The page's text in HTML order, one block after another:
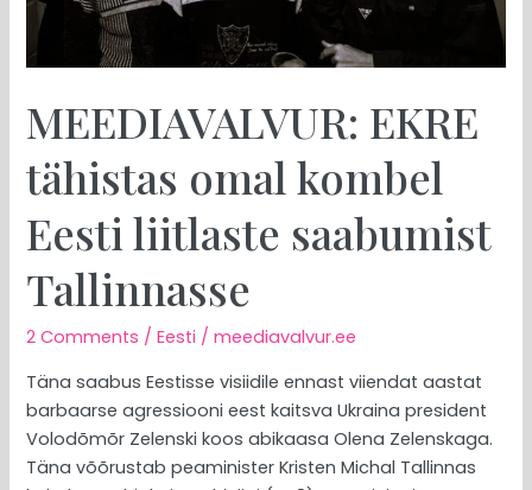
MEEDIAVALVUR: EKRE
tähistas omal kombel
Eesti liitlaste saabumist
Tallinnasse
2 Comments /Eesti /meediavalvur.ee
Täna saabus Eestisse visiidile ennast viiendat aastat
barbaarse agressiooni eest kaitsva Ukraina president
Volodõmõr Zelenski koos abikaasa Olena Zelenskaga.
Täna võõrustab peaminister Kristen Michal Tallinnas
saabumist
Tallinnasse